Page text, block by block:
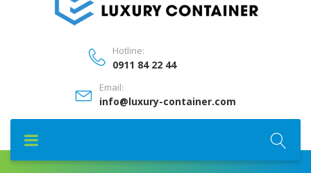
Hotline:
0911 84 22 44
Email:
info@luxury-container.com